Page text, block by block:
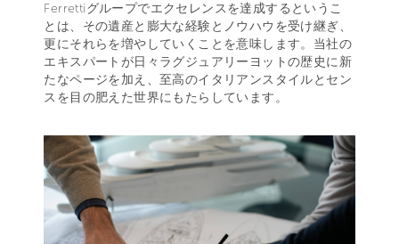
Ferrettiグループでエクセレンスを達成するというこ
とは、その遺産と膨大な経験とノウハウを受け継ぎ、
更にそれらを増やしていくことを意味します。当社の
エキスパートが日々ラグジュアリーヨットの歴史に新
たなページを加え、至高のイタリアンスタイルとセン
スを目の肥えた世界にもたらしています。